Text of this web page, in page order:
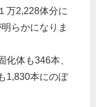
万2,228体分に
らかになりま
化体も346本、
1,830本にのぼ